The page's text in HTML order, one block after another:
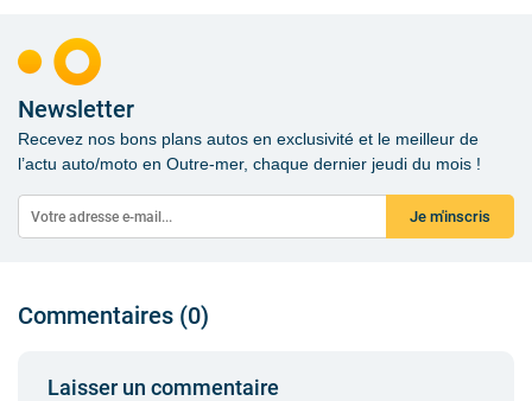
Newsletter
Recevez nos bons plans autos en exclusivité et le meilleur de
l’actu auto/moto en Outre-mer, chaque dernier jeudi du mois !
Je m'inscris
Commentaires (0)
Laisser un commentaire